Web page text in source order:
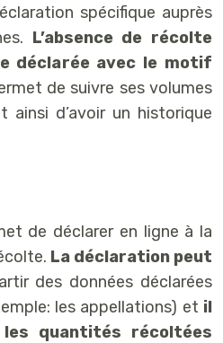
spécifique auprès
L’absence de récolte
déclarée avec le motif
de suivre ses volumes
ainsi d’avoir un historique
de déclarer en ligne à la
La déclaration peut
des données déclarées
les appellations) et il
quantités récoltées